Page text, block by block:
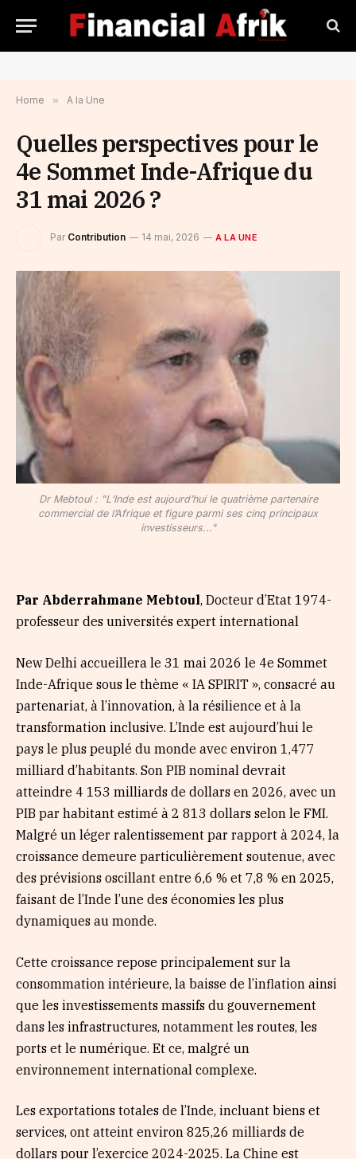
Home » A la Une
Quelles perspectives pour le
4e Sommet Inde-Afrique du
31 mai 2026 ?
Par Contribution 14 mai, 2026 A LA UNE
Dr Mebtoul : "L’Inde est aujourd’hui le quatrième partenaire
commercial de l’Afrique et figure parmi ses cinq principaux
investisseurs..."
Par Abderrahmane Mebtoul, Docteur d’Etat 1974-
professeur des universités expert international
New Delhi accueillera le 31 mai 2026 le 4e Sommet
Inde-Afrique sous le thème « IA SPIRIT », consacré au
partenariat, à l’innovation, à la résilience et à la
transformation inclusive. L’Inde est aujourd’hui le
pays le plus peuplé du monde avec environ 1,477
milliard d’habitants. Son PIB nominal devrait
atteindre 4 153 milliards de dollars en 2026, avec un
PIB par habitant estimé à 2 813 dollars selon le FMI.
Malgré un léger ralentissement par rapport à 2024, la
croissance demeure particulièrement soutenue, avec
des prévisions oscillant entre 6,6 % et 7,8 % en 2025,
faisant de l’Inde l’une des économies les plus
dynamiques au monde.
Cette croissance repose principalement sur la
consommation intérieure, la baisse de l’inflation ainsi
que les investissements massifs du gouvernement
dans les infrastructures, notamment les routes, les
ports et le numérique. Et ce, malgré un
environnement international complexe.
Les exportations totales de l’Inde, incluant biens et
services, ont atteint environ 825,26 milliards de
dollars pour l’exercice 2024-2025. La Chine est